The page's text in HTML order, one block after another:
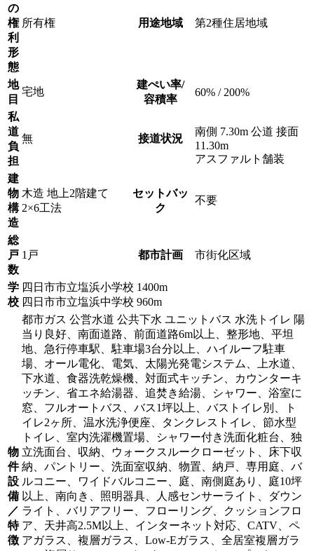
の
権
利
形
態
所有権 用途地域 第2種住居地域
地
目
宅地
建ぺい率/
容積率
60% / 200%
私
道
負
担
無 接道状況
南側 7.30m 公道 接面
11.30m
アスファルト舗装
建
物
構
造
木造 地上2階建て
2×6工法
セットバッ
ク
不要
総
戸
数
1戸 都市計画 市街化区域
学
校
四日市市立塩浜小学校 1400m
四日市市立塩浜中学校 960m
物
件
設
備
／
特
徴
都市ガス 公営水道 公共下水 ユニットバス 水洗トイレ 陽
当り良好、南面道路、前面道路6m以上、整形地、平坦
地、急行停車駅、駐車場3台分以上、ハイルーフ駐車
場、オール電化、電気、太陽光発電システム、上水道、
下水道、食器洗乾燥機、対面式キッチン、カウンターキ
ッチン、省エネ給湯器、追焚き給湯、シャワー、浴室に
窓、フルオートバス、バス1坪以上、バストイレ別、ト
イレ2ヶ所、温水洗浄便座、タンクレストイレ、節水型
トイレ、室内洗濯機置場、シャワー付き洗面化粧台、独
立洗面台、収納、ウォークスルークローゼット、床下収
納、パントリー、洗面室収納、物置、納戸、専用庭、バ
ルコニー、ワイドバルコニー、庭、南側庭あり、庭10坪
以上、南向き、照明器具、人感センサーライト、ダウン
ライト、バリアフリー、フローリング、クッションフロ
ア、天井高2.5M以上、インターネット対応、CATV、ペ
アガラス、複層ガラス、Low-Eガラス、全居室複層ガラ